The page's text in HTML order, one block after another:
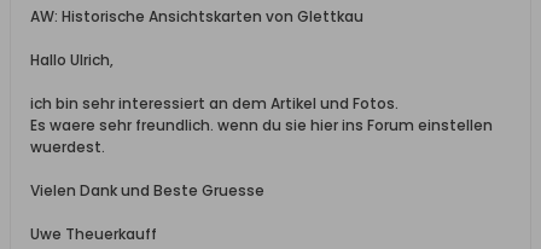
AW: Historische Ansichtskarten von Glettkau
Hallo Ulrich,
ich bin sehr interessiert an dem Artikel und Fotos.
Es waere sehr freundlich. wenn du sie hier ins Forum einstellen
wuerdest.
Vielen Dank und Beste Gruesse
Uwe Theuerkauff